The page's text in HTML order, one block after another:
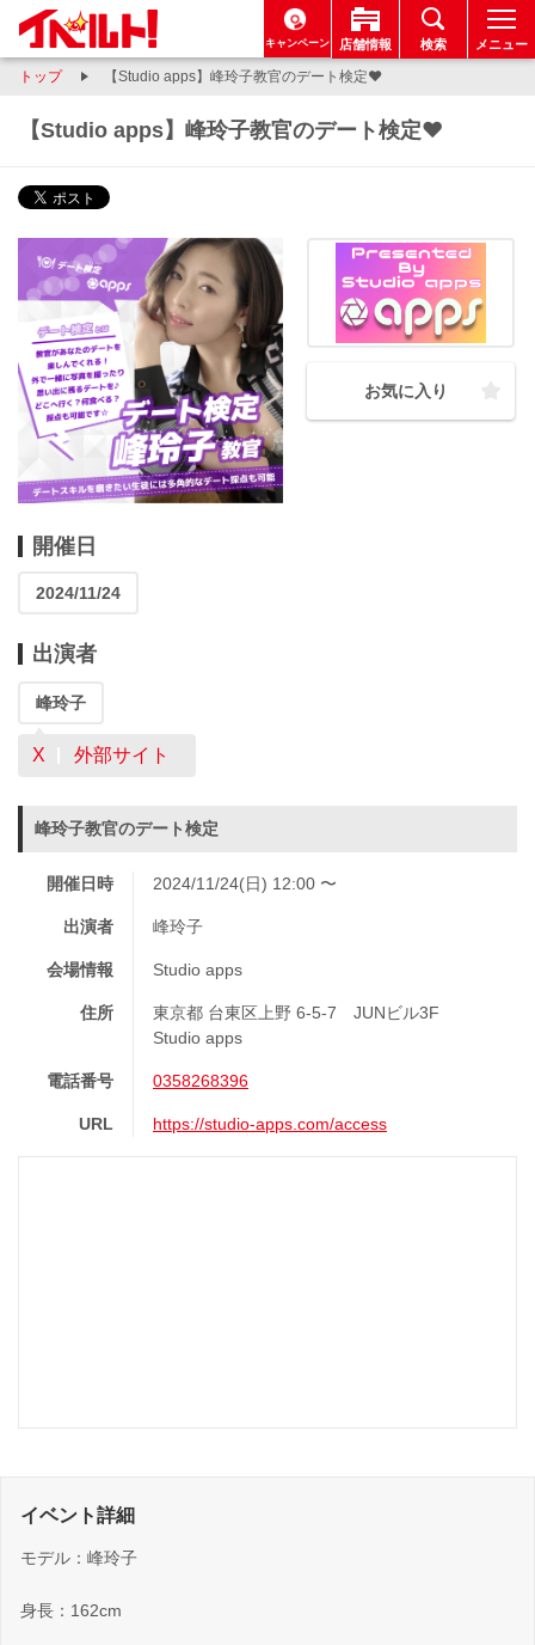
キャンペーン 店舗情報 検索 メニュー
トップ 【Studio apps】峰玲子教官のデート検定❤
【Studio apps】峰玲子教官のデート検定❤
お気に入り
開催日
2024/11/24
出演者
峰玲子
X 外部サイト
峰玲子教官のデート検定
開催日時 2024/11/24(日) 12:00 〜
出演者 峰玲子
会場情報 Studio apps
住所
東京都 台東区上野 6-5-7 JUNビル3F
Studio apps
電話番号 0358268396
URL https://studio-apps.com/access
イベント詳細
モデル：峰玲子
身長：162cm